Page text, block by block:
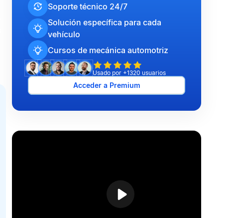
Soporte técnico 24/7
Solución específica para cada
vehículo
Cursos de mecánica automotriz
Usado por +1320 usuarios
Acceder a Premium